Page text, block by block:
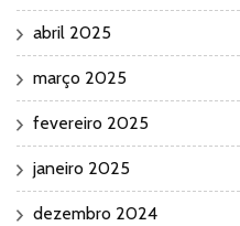
abril 2025
março 2025
fevereiro 2025
janeiro 2025
dezembro 2024